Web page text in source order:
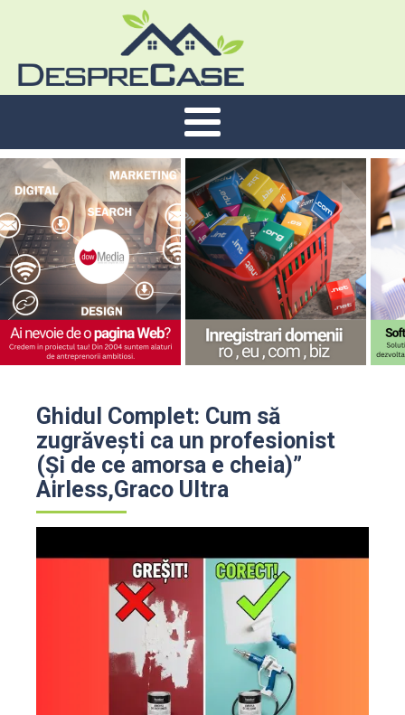
Ghidul Complet: Cum să
zugrăvești ca un profesionist
(Și de ce amorsa e cheia)”
Airless,Graco Ultra